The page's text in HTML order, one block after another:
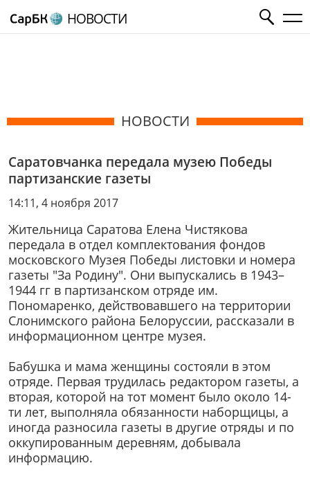
НОВОСТИ
НОВОСТИ
Саратовчанка передала музею Победы
партизанские газеты
14:11, 4 ноября 2017
Жительница Саратова Елена Чистякова
передала в отдел комплектования фондов
московского Музея Победы листовки и номера
газеты "За Родину". Они выпускались в 1943–
1944 гг в партизанском отряде им.
Пономаренко, действовавшего на территории
Слонимского района Белоруссии, рассказали в
информационном центре музея.
Бабушка и мама женщины состояли в этом
отряде. Первая трудилась редактором газеты, а
вторая, которой на тот момент было около 14-
ти лет, выполняла обязанности наборщицы, а
иногда разносила газеты в другие отряды и по
оккупированным деревням, добывала
информацию.